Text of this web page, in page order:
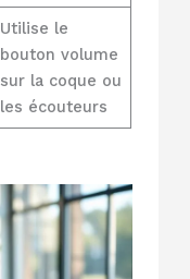
Utilise le
bouton volume
sur la coque ou
les écouteurs